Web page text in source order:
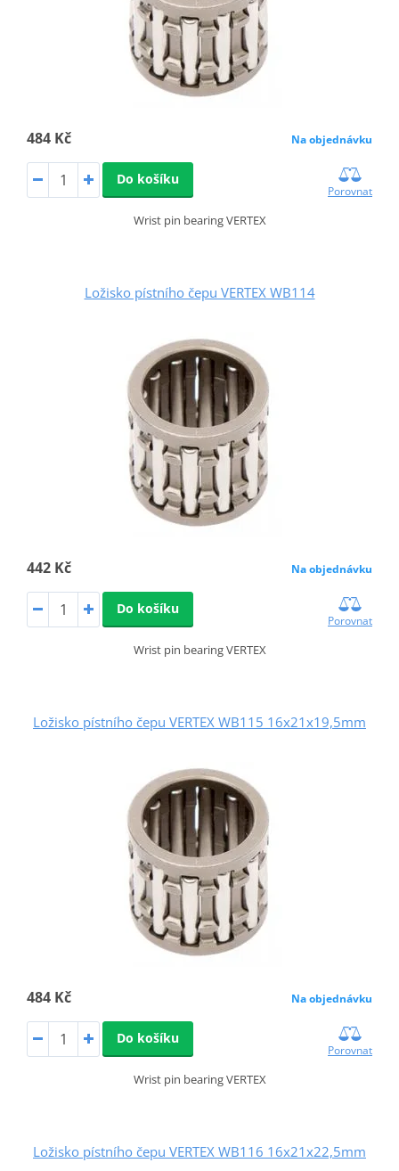
484 Kč Na objednávku
Do košíku
Porovnat
Wrist pin bearing VERTEX
Ložisko pístního čepu VERTEX WB114
442 Kč Na objednávku
Do košíku
Porovnat
Wrist pin bearing VERTEX
Ložisko pístního čepu VERTEX WB115 16x21x19,5mm
484 Kč Na objednávku
Do košíku
Porovnat
Wrist pin bearing VERTEX
Ložisko pístního čepu VERTEX WB116 16x21x22,5mm